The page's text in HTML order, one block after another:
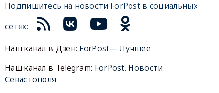
Подпишитесь на новости ForPost в социальных
сетях:
Наш канал в Дзен: ForPost— Лучшее
Наш канал в Telegram: ForPost. Новости
Севастополя